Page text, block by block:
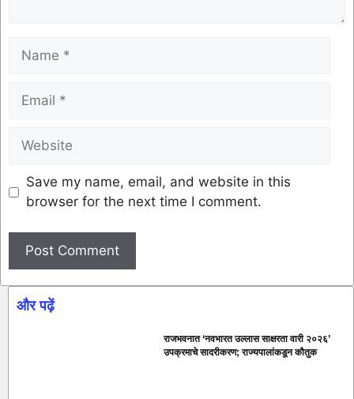
Save my name, email, and website in this
browser for the next time I comment.
और पढ़ें
राजभवनात ‘नवभारत उल्लास साक्षरता वारी २०२६’
उपक्रमाचे सादरीकरण; राज्यपालांकडून कौतुक